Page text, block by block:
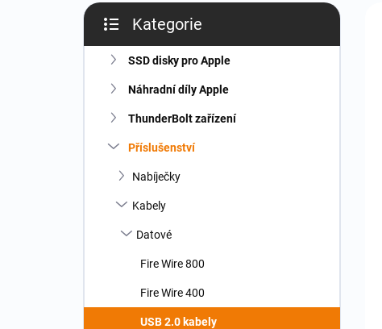
P
s
kategorie
Kategorie
SSD disky pro Apple
Náhradní díly Apple
ThunderBolt zařízení
Příslušenství
Nabíječky
Kabely
Datové
Fire Wire 800
Fire Wire 400
USB 2.0 kabely